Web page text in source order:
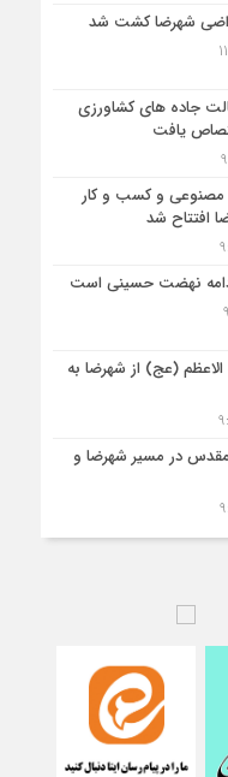
جاده های کشاورزی
یافت
و کسب‌ و کار
افتتاح شد
ادامه نهضت حسینی است
الاعظم (عج) از شهرضا به
در مسیر شهرضا و